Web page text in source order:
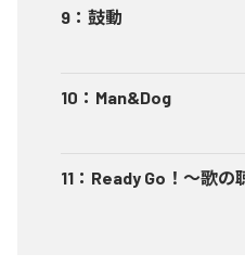
9 ： 鼓動
10 ： Man&Dog
11 ： Ready Go！〜歌の